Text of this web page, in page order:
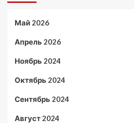
Май 2026
Апрель 2026
Ноябрь 2024
Октябрь 2024
Сентябрь 2024
Август 2024